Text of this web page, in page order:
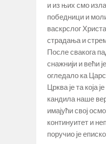
и из њих смо
победници и
васкрслог
страдања и
После свакога
снажнији и већи
огледало ка
Црква је та која
кандила наше
имајући свој
континуитет и
поручио је